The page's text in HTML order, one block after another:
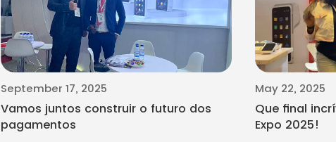
September 17, 2025
Vamos juntos construir o futuro dos
pagamentos
May 22, 2025
Que final
Expo 2025!